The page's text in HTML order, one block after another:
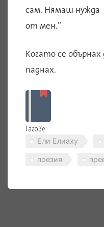
сам. Нямаш нужда
от мен.”
Когато се обърнах
паднах.
Тагове:
Ели Елиаху
поезия